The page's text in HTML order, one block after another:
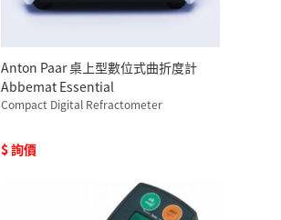
Anton Paar 桌上型數位式曲折度計
Abbemat Essential
Compact Digital Refractometer
$ 詢價